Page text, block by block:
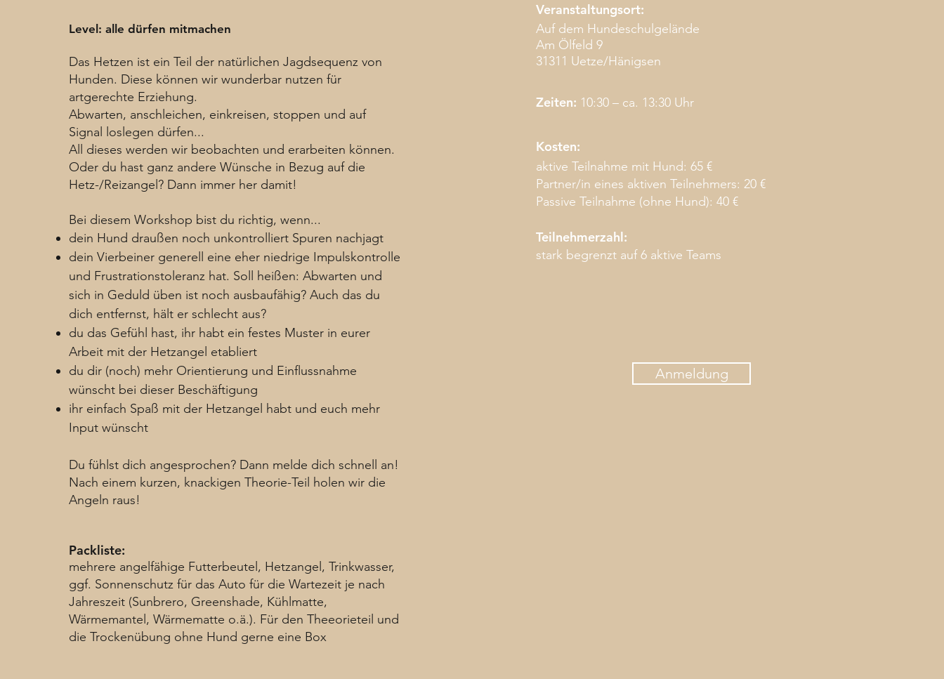
Level: alle dürfen mitmachen
Das Hetzen ist ein Teil der natürlichen Jagdsequenz von
Hunden. Diese können wir wunderbar nutzen für
artgerechte Erziehung.
Abwarten, anschleichen, einkreisen, stoppen und auf
Signal loslegen dürfen...
All dieses werden wir beobachten und erarbeiten können.
Oder du hast ganz andere Wünsche in Bezug auf die
Hetz-/Reizangel? Dann immer her damit!
Bei diesem Workshop bist du richtig, wenn...
dein Hund draußen noch unkontrolliert Spuren nachjagt
dein Vierbeiner generell eine eher niedrige Impulskontrolle
und Frustrationstoleranz hat. Soll heißen: Abwarten und
sich in Geduld üben ist noch ausbaufähig? Auch das du
dich entfernst, hält er schlecht aus?
du das Gefühl hast, ihr habt ein festes Muster in eurer
Arbeit mit der Hetzangel etabliert
du dir (noch) mehr Orientierung und Einflussnahme
wünscht bei dieser Beschäftigung
ihr einfach Spaß mit der Hetzangel habt und euch mehr
Input wünscht
Du fühlst dich angesprochen? Dann melde dich schnell an!
Nach einem kurzen, knackigen Theorie-Teil holen wir die
Angeln raus!
Packliste:
mehrere angelfähige Futterbeutel, Hetzangel, Trinkwasser,
ggf. Sonnenschutz für das Auto für die Wartezeit je nach
Jahreszeit (Sunbrero, Greenshade, Kühlmatte,
Wärmemantel, Wärmematte o.ä.). Für den Theeorieteil und
die Trockenübung ohne Hund gerne eine Box
Veranstaltungsort:
Auf dem Hundeschulgelände
Am Ölfeld 9
31311 Uetze/Hänigsen
Zeiten: 10:30 – ca. 13:30 Uhr
Kosten:
aktive Teilnahme mit Hund: 65 €
Partner/in eines aktiven Teilnehmers: 20 €
Passive Teilnahme (ohne Hund): 40 €
Teilnehmerzahl:
stark begrenzt auf 6 aktive Teams
Anmeldung